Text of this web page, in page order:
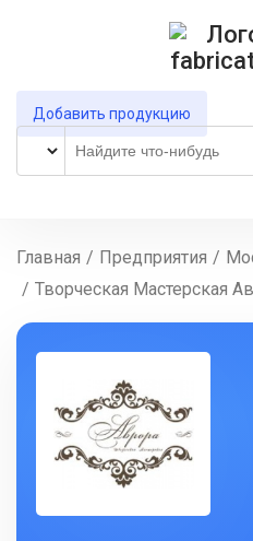
Добавить продукцию
Главная / Предприятия /
/ Творческая Мастерская